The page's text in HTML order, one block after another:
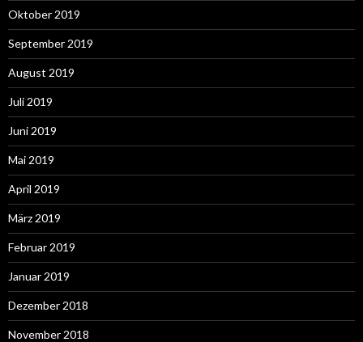
Oktober 2019
September 2019
August 2019
Juli 2019
Juni 2019
Mai 2019
April 2019
März 2019
Februar 2019
Januar 2019
Dezember 2018
November 2018